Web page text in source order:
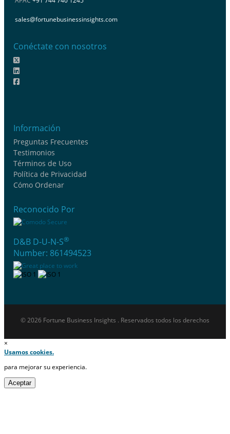
sales@fortunebusinessinsights.com
Conéctate con nosotros
Información
Preguntas Frecuentes
Testimonios
Términos de Uso
Política de Privacidad
Cómo Ordenar
Reconocido Por
D&B D-U-N-S®
Number: 861494523
© 2026 Fortune Business Insights . Reservados todos los derechos
×
Usamos cookies.
para mejorar su experiencia.
Aceptar